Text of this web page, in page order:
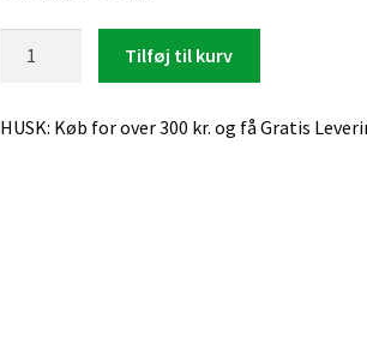
4,
Tilføj til kurv
HUSK: Køb for over 300 kr. og få Gratis